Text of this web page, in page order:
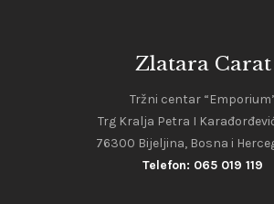
Zlatara Carat
Tržni centar
Trg Kralja Petra I
76300 Bijeljina, Bosna i
Telefon: 065 019 119